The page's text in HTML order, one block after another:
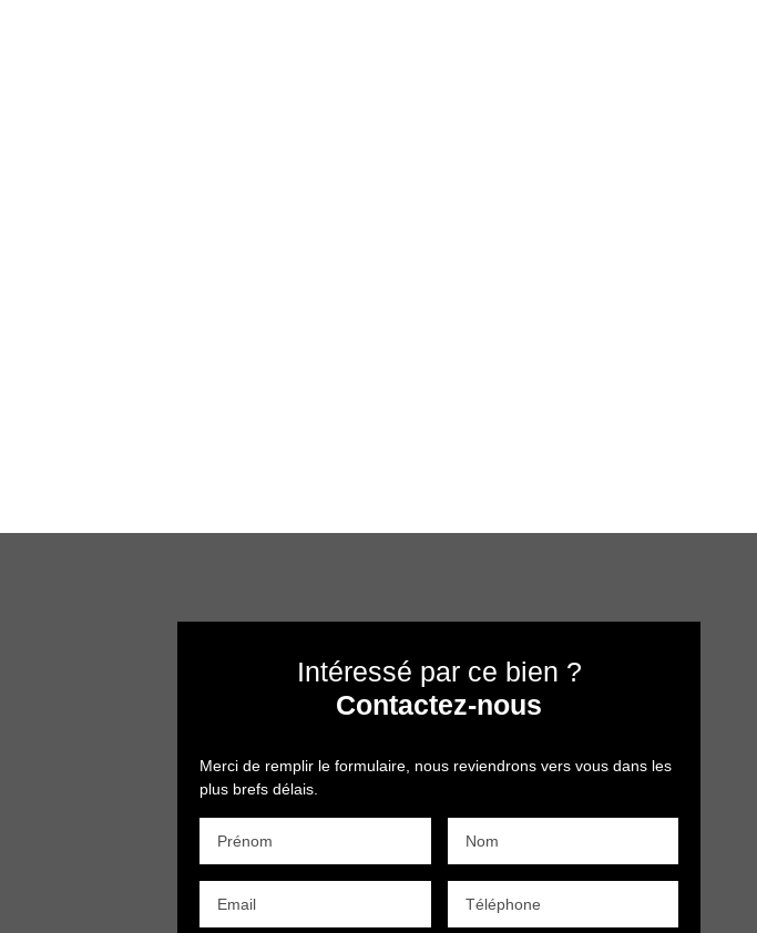
Intéressé par ce bien ?
Contactez-nous
Merci de remplir le formulaire, nous reviendrons vers vous dans les
plus brefs délais.
Prénom Nom
Email Téléphone